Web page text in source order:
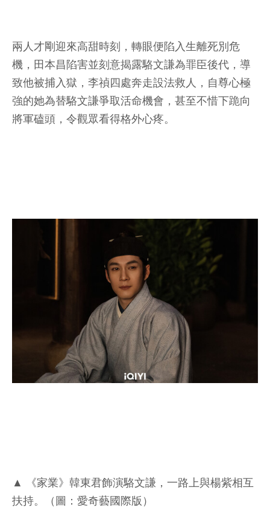
兩人才剛迎來高甜時刻，轉眼便陷入生離死別危
機，田本昌陷害並刻意揭露駱文謙為罪臣後代，導
致他被捕入獄，李禎四處奔走設法救人，自尊心極
強的她為替駱文謙爭取活命機會，甚至不惜下跪向
將軍磕頭，令觀眾看得格外心疼。
▲ 《家業》韓東君飾演駱文謙，一路上與楊紫相互
扶持。（圖：愛奇藝國際版）